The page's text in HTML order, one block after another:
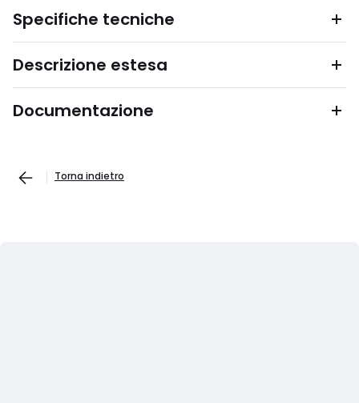
Specifiche tecniche
Descrizione estesa
Documentazione
Torna indietro